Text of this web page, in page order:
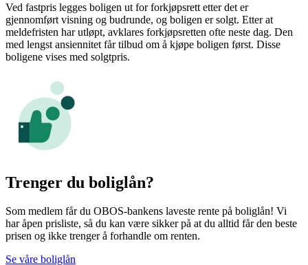
Ved fastpris legges boligen ut for forkjøpsrett etter det er
gjennomført visning og budrunde, og boligen er solgt. Etter at
meldefristen har utløpt, avklares forkjøpsretten ofte neste dag. Den
med lengst ansiennitet får tilbud om å kjøpe boligen først. Disse
boligene vises med solgtpris.
Trenger du boliglån?
Som medlem får du OBOS-bankens laveste rente på boliglån! Vi
har åpen prisliste, så du kan være sikker på at du alltid får den beste
prisen og ikke trenger å forhandle om renten.
Se våre boliglån